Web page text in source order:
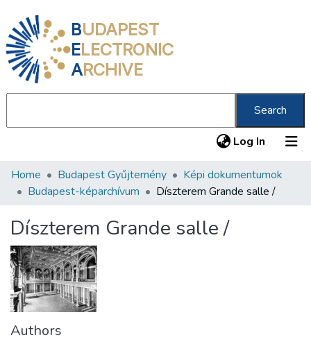
BUDAPEST
ELECTRONIC
ARCHIVE
Search
Log In (current)
Communities & Collections
Statistics
About us
Home Budapest Gyűjtemény
Képi dokumentumok
Budapest-képarchívum
Díszterem Grande salle /
Díszterem Grande salle /
Authors